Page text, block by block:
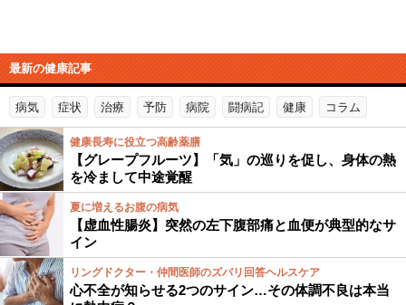
最新の健康記事
病気 症状 治療 予防 病院 闘病記 健康 コラム
健康長寿に役立つ高齢薬膳
【グレープフルーツ】「気」の巡りを促し、身体の熱
を冷まして中途覚醒
夏に増えるお腹の病気
【虚血性腸炎】突然の左下腹部痛と血便が典型的なサ
イン
リングドクター・仲間医師のズバリ回答ヘルスケア
心不全が知らせる2つのサイン…その体調不良は本当